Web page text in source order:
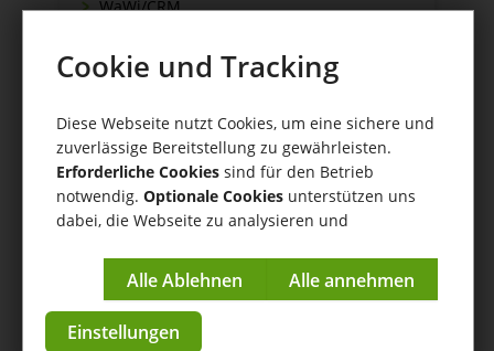
WaWi/CRM
tricoma.AI Connector
Hilfe/tricoma.AI Connector/ Prompting Guide Tutorials
Anleitungen & Tutorials
zur App im Store
Cookie und Tracking
Diese Webseite nutzt Cookies, um eine sichere und
zuverlässige Bereitstellung zu gewährleisten.
Erforderliche Cookies sind für den Betrieb
notwendig. Optionale Cookies unterstützen uns
dabei, die Webseite zu analysieren und
Impressum| Datenschutzerklärung
Einstellungen